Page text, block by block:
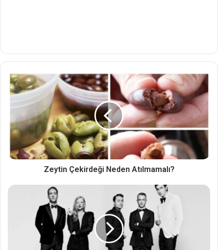
Zeytin Çekirdeği Neden Atılmamalı?